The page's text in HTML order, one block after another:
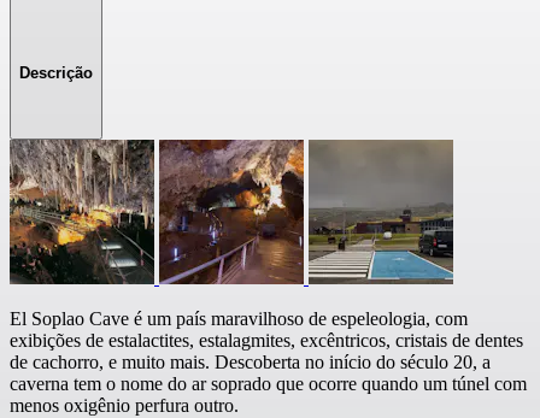
Descrição
El Soplao Cave é um país maravilhoso de espeleologia, com
exibições de estalactites, estalagmites, excêntricos, cristais de dentes
de cachorro, e muito mais. Descoberta no início do século 20, a
caverna tem o nome do ar soprado que ocorre quando um túnel com
menos oxigênio perfura outro.